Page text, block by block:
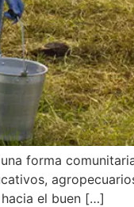
forma
el buen […]